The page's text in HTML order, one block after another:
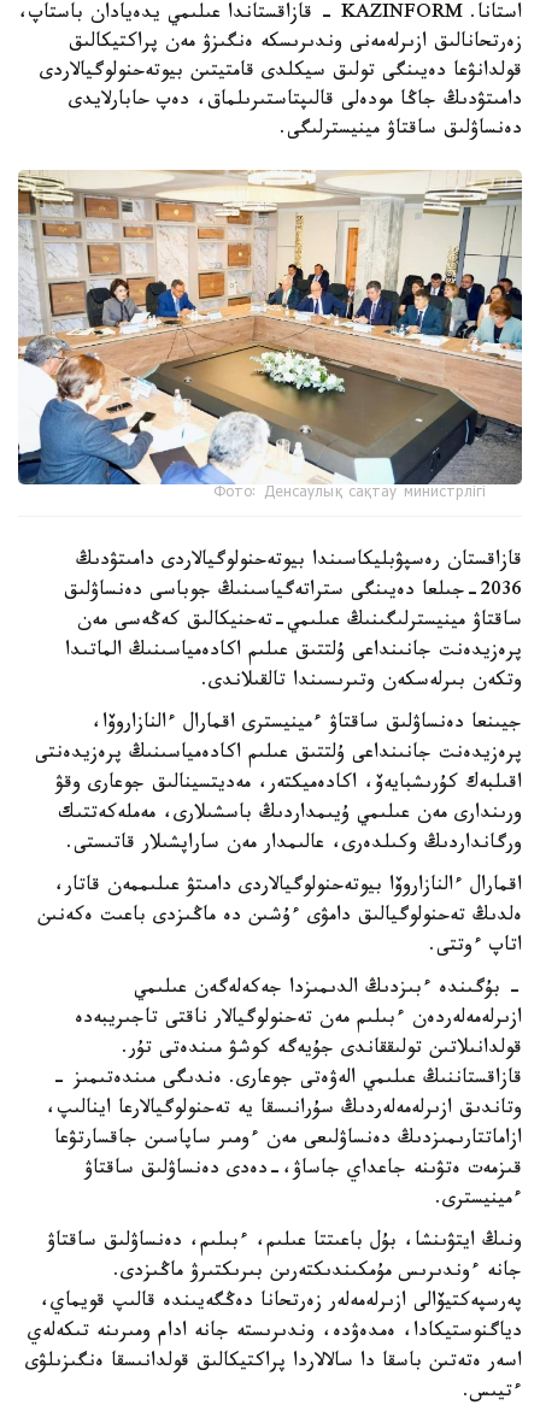
استانا. KAZINFORM - قازاقستاندا عىلىمي يدەيادان باستاپ،
زەرتحانالىق ازىرلەمەنى وندىرىسكە ەنگىزۋ مەن پراكتيكالىق
قولدانۋعا دەيىنگى تولىق سيكلدى قامتيتىن بيوتەحنولوگيالاردى
دامىتۋدىڭ جاڭا مودەلى قالىپتاستىرىلماق، دەپ حابارلايدى
دەنساۋلىق ساقتاۋ مينيسترلىگى.
Фото: Денсаулық сақтау министрлігі
قازاقستان رەسپۋبليكاسىندا بيوتەحنولوگيالاردى دامىتۋدىڭ
2036-جىلعا دەيىنگى ستراتەگياسىنىڭ جوباسى دەنساۋلىق
ساقتاۋ مينيسترلىگىنىڭ عىلىمي-تەحنيكالىق كەڭەسى مەن
پرەزيدەنت جانىنداعى ۇلتتىق عىلىم اكادەمياسىنىڭ الماتىدا
وتكەن بىرلەسكەن وتىرىسىندا تالقىلاندى.
جيىنعا دەنساۋلىق ساقتاۋ ءمينيسترى اقمارال ءالنازاروۆا،
پرەزيدەنت جانىنداعى ۇلتتىق عىلىم اكادەمياسىنىڭ پرەزيدەنتى
اقىلبەك كۇرىشبايەۆ، اكادەميكتەر، مەديتسينالىق جوعارى وقۋ
ورىندارى مەن عىلىمي ۇيىمداردىڭ باسشىلارى، مەملەكەتتىك
ورگانداردىڭ وكىلدەرى، عالىمدار مەن ساراپشىلار قاتىستى.
اقمارال ءالنازاروۆا بيوتەحنولوگيالاردى دامىتۋ عىلىممەن قاتار،
ەلدىڭ تەحنولوگيالىق دامۋى ءۇشىن دە ماڭىزدى باعىت ەكەنىن
اتاپ ءوتتى.
- بۇگىندە ءبىزدىڭ الدىمىزدا جەكەلەگەن عىلىمي
ازىرلەمەلەردەن ءبىلىم مەن تەحنولوگيالار ناقتى تاجىريبەدە
قولدانىلاتىن تولىققاندى جۇيەگە كوشۋ مىندەتى تۇر.
قازاقستاننىڭ عىلىمي الەۋەتى جوعارى. ەندىگى مىندەتىمىز -
وتاندىق ازىرلەمەلەردىڭ سۇرانىسقا يە تەحنولوگيالارعا اينالىپ،
ازاماتتارىمىزدىڭ دەنساۋلىعى مەن ءومىر ساپاسىن جاقسارتۋعا
قىزمەت ەتۋىنە جاعداي جاساۋ،-دەدى دەنساۋلىق ساقتاۋ
ءمينيسترى.
ونىڭ ايتۋىنشا، بۇل باعىتتا عىلىم، ءبىلىم، دەنساۋلىق ساقتاۋ
جانە ءوندىرىس مۇمكىندىكتەرىن بىرىكتىرۋ ماڭىزدى.
پەرسپەكتيۆالى ازىرلەمەلەر زەرتحانا دەڭگەيىندە قالىپ قويماي،
دياگنوستيكادا، ەمدەۋدە، وندىرىستە جانە ادام ومىرىنە تىكەلەي
اسەر ەتەتىن باسقا دا سالالاردا پراكتيكالىق قولدانىسقا ەنگىزىلۋى
ءتيىس.